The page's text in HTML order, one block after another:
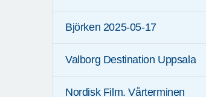
Björken 2025-05-17
Valborg Destination Uppsala
Nordisk Film. Vårterminen